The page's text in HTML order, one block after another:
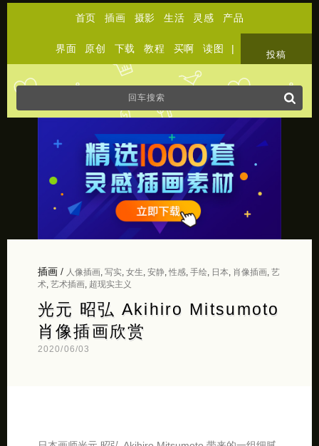
首页 插画 摄影 生活 灵感 产品
界面 原创 下载 教程 买啊 读图 |
投稿
插画/ 人像插画, 写实, 女生 安静, 性感, 手绘, 日本, 肖像插画, 艺
术, 艺术插画, 超现实主义
光元 昭弘 Akihiro Mitsumoto
肖像插画欣赏
2020/06/03